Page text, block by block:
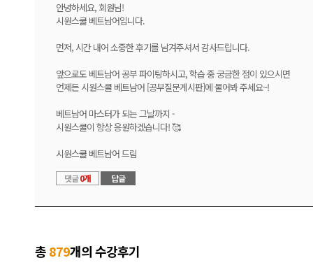
안녕하세요, 회원님!
시원스쿨 베트남어입니다.
먼저, 시간 내어 소중한 후기를 남겨주셔서 감사드립니다.
앞으로도 베트남어 공부 파이팅하시고, 학습 중 궁금한 점이 있으시면
언제든 시원스쿨 베트남어 [공부질문게시판]에 물어봐 주세요~!
베트남어 마스터가 되는 그날까지 -
시원스쿨이 항상 응원하겠습니다! 🥰
시원스쿨 베트남어 드림
댓글0개 답글
총879개의 수강후기